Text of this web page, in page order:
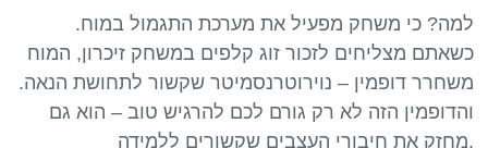
למה? כי משחק מפעיל את מערכת התגמול במוח.
כשאתם מצליחים לזכור זוג קלפים במשחק זיכרון, המוח
משחרר דופמין – נוירוטרנסמיטר שקשור לתחושת הנאה.
והדופמין הזה לא רק גורם לכם להרגיש טוב – הוא גם
מחזק את חיבורי העצבים שקשורים ללמידה.